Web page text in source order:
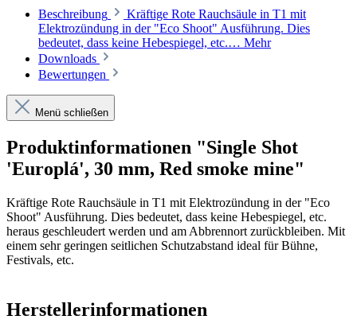
Beschreibung
Kräftige Rote Rauchsäule in T1 mit
Elektrozündung in der "Eco Shoot" Ausführung. Dies
bedeutet, dass keine Hebespiegel, etc.… Mehr
Downloads
Bewertungen
Menü schließen
Produktinformationen "Single Shot
'Europlá', 30 mm, Red smoke mine"
Kräftige Rote Rauchsäule in T1 mit Elektrozündung in der "Eco
Shoot" Ausführung. Dies bedeutet, dass keine Hebespiegel, etc.
heraus geschleudert werden und am Abbrennort zurückbleiben. Mit
einem sehr geringen seitlichen Schutzabstand ideal für Bühne,
Festivals, etc.
Herstellerinformationen